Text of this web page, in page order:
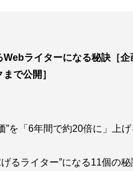
ライターになる秘訣［企
で公開］
”を「6年間で約20倍に」上
るライター”になる11個の